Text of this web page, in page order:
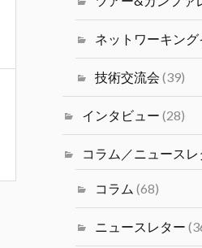
JTPA@シリコン
ニアコミュニティ
2024年度（冬）
流会 2/1(土
Francisco主催の
れます。
ネットワーキング
技術交流会 (39)
インタビュー (28)
コラム／ニュース
コラム (68)
ニュースレター